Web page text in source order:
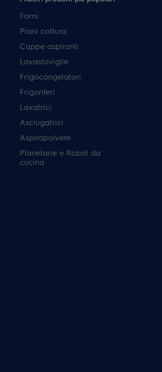
Forni
Piani cottura
Cappe aspiranti
Lavastoviglie
Frigocongelatori
Frigoriferi
Lavatrici
Asciugatrici
Aspirapolvere
Planetarie e Robot da
cucina